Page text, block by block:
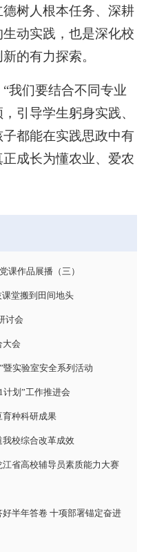
树人根本任务、深耕
动实践，也是深化校
的有力探索。
我们要结合不同专业
引导学生躬身实践、
都能在实践思政中有
成长为懂农业、爱农
课作品展播（三）
堂搬到田间地头
讨会
大会
暨实验室安全系列活动
划”工作推进会
种科研成果
我校综合改革成效
省高校辅导员素质能力大赛
好半年答卷 十项部署锚定奋进